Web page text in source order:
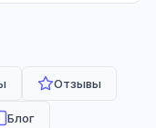
Отзывы
Блог